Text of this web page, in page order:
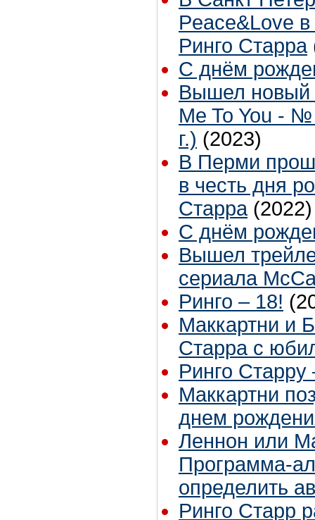
Peace&Love
Ринго Старра
С днём
Вышел новый
Me To You -
г.) (2023)
В Перми
в честь дня
Старра (2022)
С днём
Вышел
сериала
Ринго – 18!
Маккартни и
Старра с
Ринго Старру
Маккартни
днем
Леннон или
Программа-
определить
Ринго Старр